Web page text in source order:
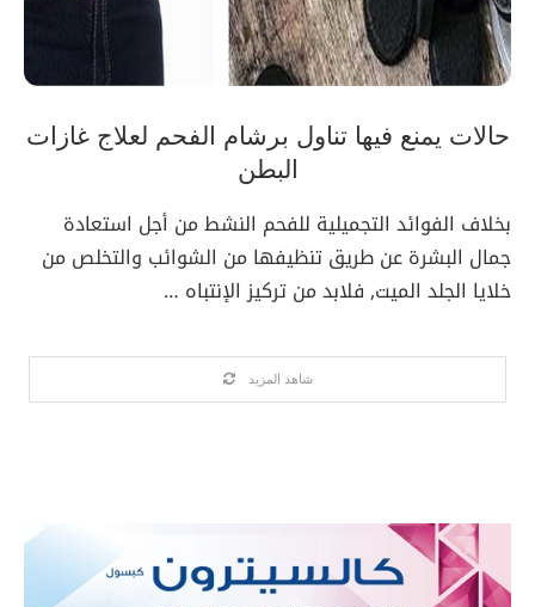
حالات يمنع فيها تناول برشام الفحم لعلاج غازات
البطن
بخلاف الفوائد التجميلية للفحم النشط من أجل استعادة
جمال البشرة عن طريق تنظيفها من الشوائب والتخلص من
خلايا الجلد الميت, فلابد من تركيز الإنتباه …
شاهد المزيد